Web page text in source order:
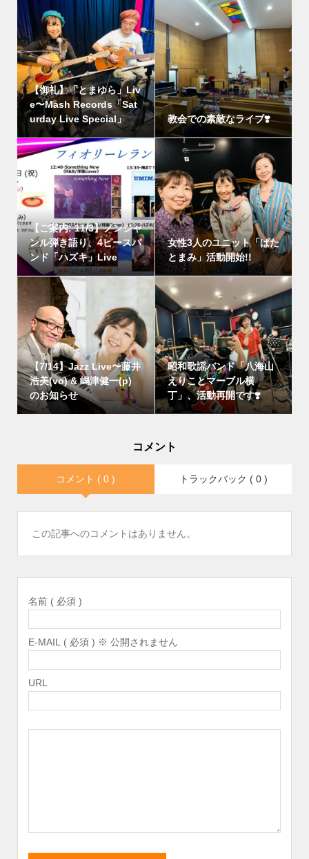
【御礼】「とまゆら」Liv
e〜Mash Records「Sat
urday Live Special」
教会での素敵なライブ❣️
【ご案内: 11/3】ノンジャ
ンル弾き語り、4ピースバ
ンド「ハズキ」Live
女性3人のユニット「ぱた
とまみ」活動開始!!
【7/14】Jazz Live〜藤井
浩美(vo) & 嶋津健一(p)
のお知らせ
昭和歌謡バンド「八海山
えりことマーブル横
丁」、活動再開です❣️
コメント
コメント ( 0 ) トラックバック ( 0 )
この記事へのコメントはありません。
名前 ( 必須 )
E-MAIL ( 必須 ) ※ 公開されません
URL